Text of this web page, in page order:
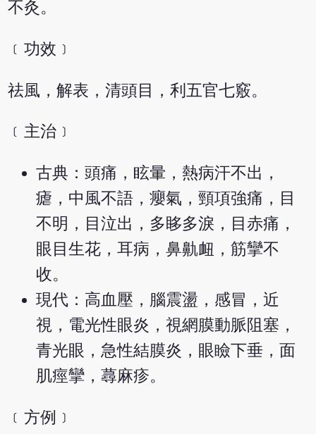
不灸。
﹝功效﹞
祛風，解表，清頭目，利五官七竅。
﹝主治﹞
古典：頭痛，眩暈，熱病汗不出，
瘧，中風不語，癭氣，頸項強痛，目
不明，目泣出，多眵多淚，目赤痛，
眼目生花，耳病，鼻鼽衄，筋攣不
收。
現代：高血壓，腦震盪，感冒，近
視，電光性眼炎，視網膜動脈阻塞，
青光眼，急性結膜炎，眼瞼下垂，面
肌痙攣，蕁麻疹。
﹝方例﹞